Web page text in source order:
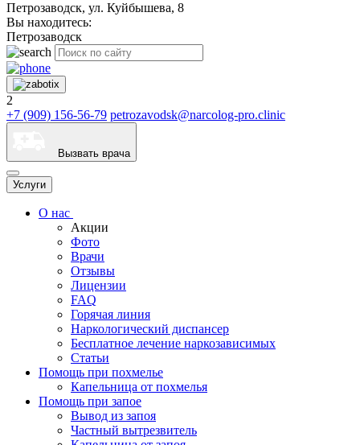
Петрозаводск, ул. Куйбышева, 8
Вы находитесь:
Петрозаводск
2
+7 (909) 156-56-79 petrozavodsk@narcolog-pro.clinic
Вызвать врача
Услуги
О нас
Акции
Фото
Врачи
Отзывы
Лицензии
FAQ
Горячая линия
Наркологический диспансер
Бесплатное лечение наркозависимых
Статьи
Помощь при похмелье
Капельница от похмелья
Помощь при запое
Вывод из запоя
Частный вытрезвитель